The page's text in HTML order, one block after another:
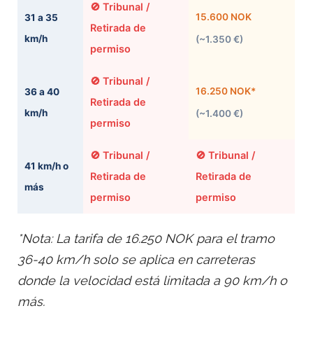
31 a 35
km/h
🚫 Tribunal /
Retirada de
permiso
15.600 NOK
(~1.350 €)
36 a 40
km/h
🚫 Tribunal /
Retirada de
permiso
16.250 NOK*
(~1.400 €)
41 km/h o
más
🚫 Tribunal /
Retirada de
permiso
🚫 Tribunal /
Retirada de
permiso
*Nota: La tarifa de 16.250 NOK para el tramo
36-40 km/h solo se aplica en carreteras
donde la velocidad está limitada a 90 km/h o
más.